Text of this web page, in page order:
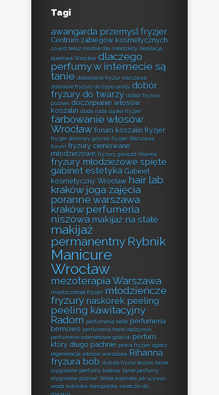
Tagi
awangarda przemyśl fryzjer
Centrum zabiegów kosmetycznych
co jest teraz modne dla młodzieży depilacja
laserowa Wrocław dlaczego
perfumy w internecie są
tanie dobieranie fryzur warszawa
dobranie fryzury do typu urody dobór
fryzury do twarzy dobór fryzury
poznań doczepianie włosów
koszalin duda ruda śląska fryzjer
farbowanie włosów
Wrocław forum koszalin fryzjer
fryzjer domowy gdynia fryzjer Warszawa
forum fryzury cieniowane
młodzieżowe fryzury gwiazd rihanna
fryzury młodzieżowe spięte
gabinet estetyka Gabinet
kosmetyczny Wrocław hair lab
kraków joga zajęcia
poranne warszawa
kraków perfumeria
niszowa makijaż na stałe
makijaż
permanentny Rybnik
Manicure
Wrocław
mezoterapia Warszawa
międzyzdroje fryzjer młodzieńcze
fryzury naskórek peeling
peeling kawitacyjny
Radom perfumeria belle perfumeria
bemowo perfumeria henri radzymin
perfumerie internetowe gdańsk perfum
który długo pachnie praca fryzjer zgierz
regeneracja włosów warszawa Rihanna
fryzura bob stylista fryzur leszno tanie
oryginalne perfumy kraków tanie perfumy
oryginalne poznań Woda kolońska jak używać
woda kolońska staropolska świeczki do